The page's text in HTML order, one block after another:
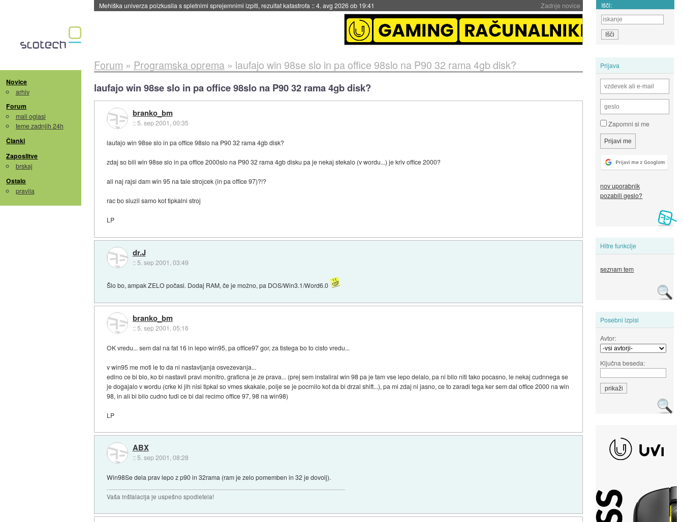
Zadnje novice
Mehiška univerza poizkusila s spletnimi sprejemnimi izpiti, rezultat katastrofa ::4. avg 2026 ob 19:41 Išči:
Novice
arhiv
Forum
mali oglasi
teme zadnjih 24h
Članki
Zaposlitve
brskaj
Ostalo
pravila
Prijava
Zapomni si me
nov uporabnik
pozabili geslo?
Hitre funkcije
seznam tem
Posebni izpisi
Avtor:
Ključna beseda:
Forum » Programska oprema» laufajo win 98se slo in pa office 98slo na P90 32 rama 4gb disk?
laufajo win 98se slo in pa office 98slo na P90 32 rama 4gb disk?
branko_bm
::5. sep 2001, 00:35
laufajo win 98se slo in pa office 98slo na P90 32 rama 4gb disk?
zdaj so bili win 98se slo in pa office 2000slo na P90 32 rama 4gb disku pa je nekaj stekalo (v wordu...) je kriv office 2000?
ali naj rajsi dam win 95 na tale strojcek (in pa office 97)?!?
rac bo sluzil samo kot tipkalni stroj
LP
dr.J
:: 5. sep 2001, 03:49
Šlo bo, ampak ZELO počasi. Dodaj RAM, če je možno, pa DOS/Win3.1/Word6.0
branko_bm
::5. sep 2001, 05:16
OK vredu... sem dal na fat 16 in lepo win95, pa office97 gor, za tistega bo to cisto vredu...
v win95 me moti le to da ni nastavljanja osvezevanja...
edino ce bi blo, ko bi nastavil pravi monitro, graficna je ze prava... (prej sem instaliral win 98 pa je tam vse lepo delalo, pa ni bilo niti tako pocasno, le nekaj cudnnega se
je dogajalo v wordu (crke ki jih nisi tipkal so vmes skakale, polje se je pocrnilo kot da bi drzal shift...), pa mi zdaj ni jasno, ce to zaradi tega ker sem dal office 2000 na win
98, in ali bi bilo cudno tudi ce bi dal recimo office 97, 98 na win98)
LP
ABX
:: 5. sep 2001, 08:28
Win98Se dela prav lepo z p90 in 32rama (ram je zelo pomemben in 32 je dovolj).
Vaša inštalacija je uspešno spodletela!